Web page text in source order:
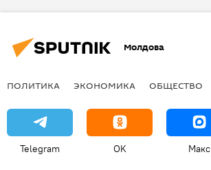
Молдова
ПОЛИТИКА ЭКОНОМИКА ОБЩЕСТВО
Telegram OK Макс